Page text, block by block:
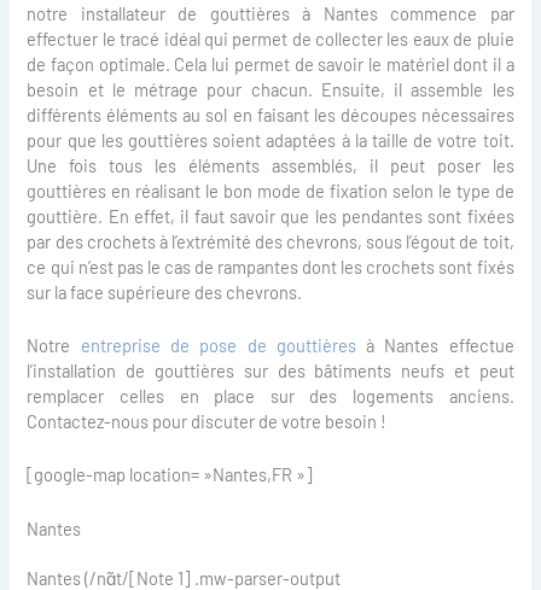
notre installateur de gouttières à Nantes commence par
effectuer le tracé idéal qui permet de collecter les eaux de pluie
de façon optimale. Cela lui permet de savoir le matériel dont il a
besoin et le métrage pour chacun. Ensuite, il assemble les
différents éléments au sol en faisant les découpes nécessaires
pour que les gouttières soient adaptées à la taille de votre toit.
Une fois tous les éléments assemblés, il peut poser les
gouttières en réalisant le bon mode de fixation selon le type de
gouttière. En effet, il faut savoir que les pendantes sont fixées
par des crochets à l’extrémité des chevrons, sous l’égout de toit,
ce qui n’est pas le cas de rampantes dont les crochets sont fixés
sur la face supérieure des chevrons.
Notre entreprise de pose de gouttièresà Nantes effectue
l’installation de gouttières sur des bâtiments neufs et peut
remplacer celles en place sur des logements anciens.
Contactez-nous pour discuter de votre besoin !
[google-map location= »Nantes,FR »]
Nantes
Nantes (/nɑ̃t/[Note 1] .mw-parser-output